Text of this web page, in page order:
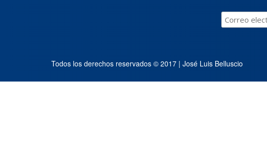
Todos los derechos reservados © 2017 | José Luis Belluscio